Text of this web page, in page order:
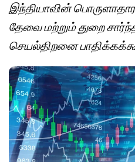
இந்தியாவின்
தேவை மற்றும் துறை
செயல்திறனை